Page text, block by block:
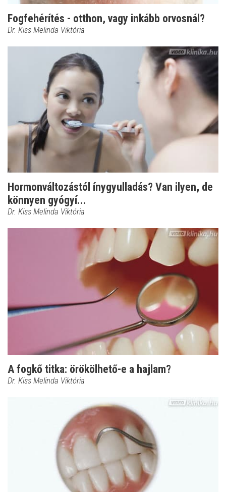
Fogfehérítés - otthon, vagy inkább orvosnál?
Dr. Kiss Melinda Viktória
Hormonváltozástól ínygyulladás? Van ilyen, de
könnyen gyógyí...
Dr. Kiss Melinda Viktória
A fogkő titka: örökölhető-e a hajlam?
Dr. Kiss Melinda Viktória